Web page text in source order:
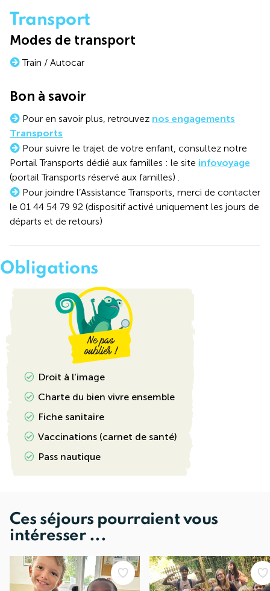
Transport
Modes de transport
Train / Autocar
Bon à savoir
Pour en savoir plus, retrouvez nos engagements
Transports
Pour suivre le trajet de votre enfant, consultez notre
Portail Transports dédié aux familles : le site infovoyage
(portail Transports réservé aux familles) .
Pour joindre l’Assistance Transports, merci de contacter
le 01 44 54 79 92 (dispositif activé uniquement les jours de
départs et de retours)
Obligations
Droit à l'image
Charte du bien vivre ensemble
Fiche sanitaire
Vaccinations (carnet de santé)
Pass nautique
Ces séjours pourraient vous
intéresser ...